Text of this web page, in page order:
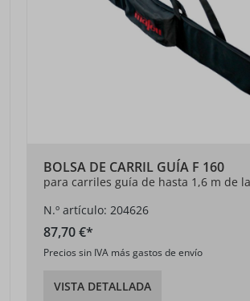
BOLSA DE CARRIL GUÍA F 160
para carriles guía de hasta 1,6 m de
N.º artículo: 204626
87,70 €*
Precios sin IVA más gastos de envío
VISTA DETALLADA